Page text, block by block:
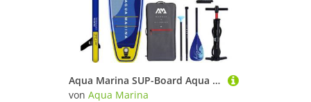
Aqua Marina SUP-Board Aqua Marina SUP Vibrant Touring 10.0
von Aqua Marina